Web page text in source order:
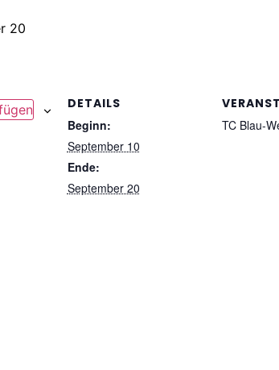
20
DETAILS
Beginn:
September 10
Ende:
September 20
TC Blau-